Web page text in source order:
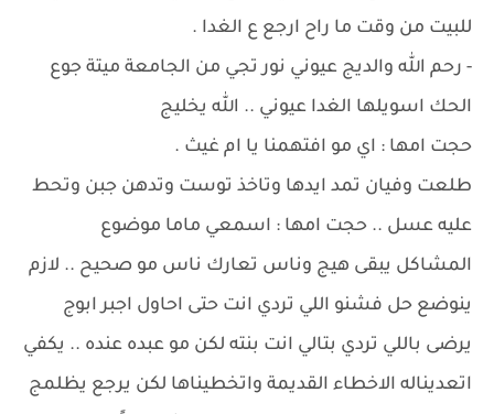
للبيت من وقت ما راح ارجع ع الغدا .
- رحم الله والديج عيوني نور تجي من الجامعة ميتة جوع
الحك اسويلها الغدا عيوني .. الله يخليج
حجت امها : اي مو افتهمنا يا ام غيث .
طلعت وفيان تمد ايدها وتاخذ توست وتدهن جبن وتحط
عليه عسل .. حجت امها : اسمعي ماما موضوع
المشاكل يبقى هيج وناس تعارك ناس مو صحيح .. لازم
ينوضع حل فشنو اللي تردي انت حتى احاول اجبر ابوج
يرضى باللي تردي بتالي انت بنته لكن مو عبده عنده .. يكفي
اتعديناله الاخطاء القديمة واتخطيناها لكن يرجع يظلمج